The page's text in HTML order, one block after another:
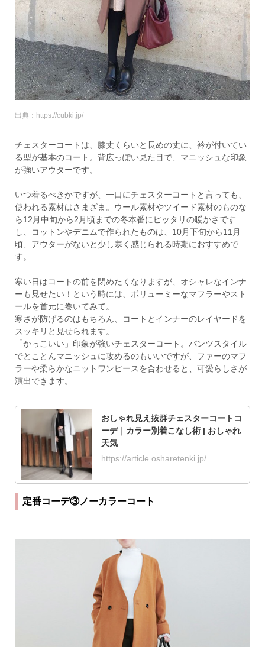
出典：https://cubki.jp/
チェスターコートは、膝丈くらいと長めの丈に、衿が付いてい
る型が基本のコート。背広っぽい見た目で、マニッシュな印象
が強いアウターです。
いつ着るべきかですが、一口にチェスターコートと言っても、
使われる素材はさまざま。ウール素材やツイード素材のものな
ら12月中旬から2月頃までの冬本番にピッタリの暖かさです
し、コットンやデニムで作られたものは、10月下旬から11月
頃、アウターがないと少し寒く感じられる時期におすすめで
す。
寒い日はコートの前を閉めたくなりますが、オシャレなインナ
ーも見せたい！という時には、ボリューミーなマフラーやスト
ールを首元に巻いてみて。
寒さが防げるのはもちろん、コートとインナーのレイヤードを
スッキリと見せられます。
「かっこいい」印象が強いチェスターコート。パンツスタイル
でとことんマニッシュに攻めるのもいいですが、ファーのマフ
ラーや柔らかなニットワンピースを合わせると、可愛らしさが
演出できます。
おしゃれ見え抜群チェスターコートコ
ーデ｜カラー別着こなし術 | おしゃれ
天気
https://article.osharetenki.jp/
定番コーデ③ノーカラーコート